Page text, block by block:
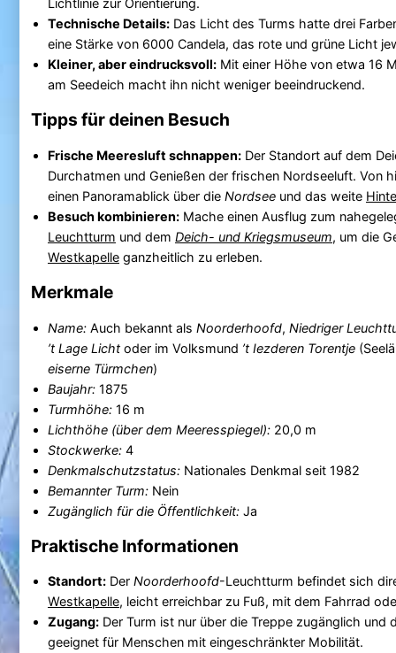
Lichtlinie zur Orientierung.
Technische Details:Das Licht des Turms hatte drei
eine Stärke von 6000 Candela, das rote und grüne Licht
Kleiner, aber eindrucksvoll:Mit einer Höhe von etwa 16
am Seedeich macht ihn nicht weniger beeindruckend.
Tipps für deinen Besuch
Frische Meeresluft schnappen:Der Standort auf dem
Durchatmen und Genießen der frischen Nordseeluft. Von
einen Panoramablick über die Nordseeund das weite
Besuch kombinieren:Mache einen Ausflug zum
Leuchtturm und dem Deich- und Kriegsmuseum, um die
Westkapelleganzheitlich zu erleben.
Merkmale
Name:Auch bekannt als Noorderhoofd, Niedriger
’t Lage Lichtoder im Volksmund ’t Iezderen Torentje
eiserne Türmchen)
Baujahr:1875
Turmhöhe:16 m
Lichthöhe (über dem Meeresspiegel):20,0 m
Stockwerke:4
Denkmalschutzstatus:Nationales Denkmal seit 1982
Bemannter Turm:Nein
Zugänglich für die Öffentlichkeit:Ja
Praktische Informationen
Standort:Der Noorderhoofd-Leuchtturm befindet sich
Westkapelle, leicht erreichbar zu Fuß, mit dem Fahrrad
Zugang:Der Turm ist nur über die Treppe zugänglich und
geeignet für Menschen mit eingeschränkter Mobilität.